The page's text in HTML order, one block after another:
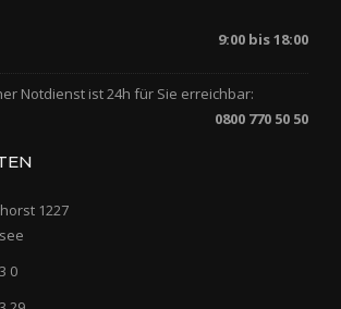
9:00 bis 18:00
Notdienst ist 24h für Sie erreichbar:
0800 770 50 50
1227
0